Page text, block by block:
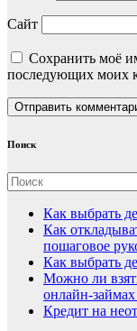
Сайт
Сохранить моё
последующих моих
Поиск
Как выбрать
Как
пошаговое
Как выбрать
Можно ли
онлайн-
Кредит на